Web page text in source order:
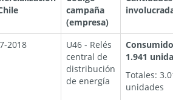
campaña
(empresa)
2018
U46 - Relés
central de
distribución
de energía
1.941
Totales:
unidades